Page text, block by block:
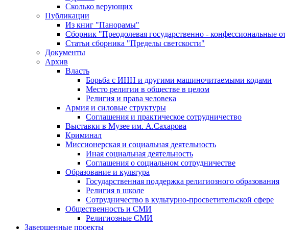
Сколько верующих
Публикации
Из книг "Панорамы"
Сборник "Преодолевая государственно - конфессиональные
Статьи сборника "Пределы светскости"
Документы
Архив
Власть
Борьба с ИНН и другими машиночитаемыми кодами
Место религии в обществе в целом
Религия и права человека
Армия и силовые структуры
Соглашения и практическое сотрудничество
Выставки в Музее им. А.Сахарова
Криминал
Миссионерская и социальная деятельность
Иная социальная деятельность
Соглашения о социальном сотрудничестве
Образование и культура
Государственная поддержка религиозного образования
Религия в школе
Сотрудничество в культурно-просветительской сфере
Общественность и СМИ
Религиозные СМИ
Завершенные проекты